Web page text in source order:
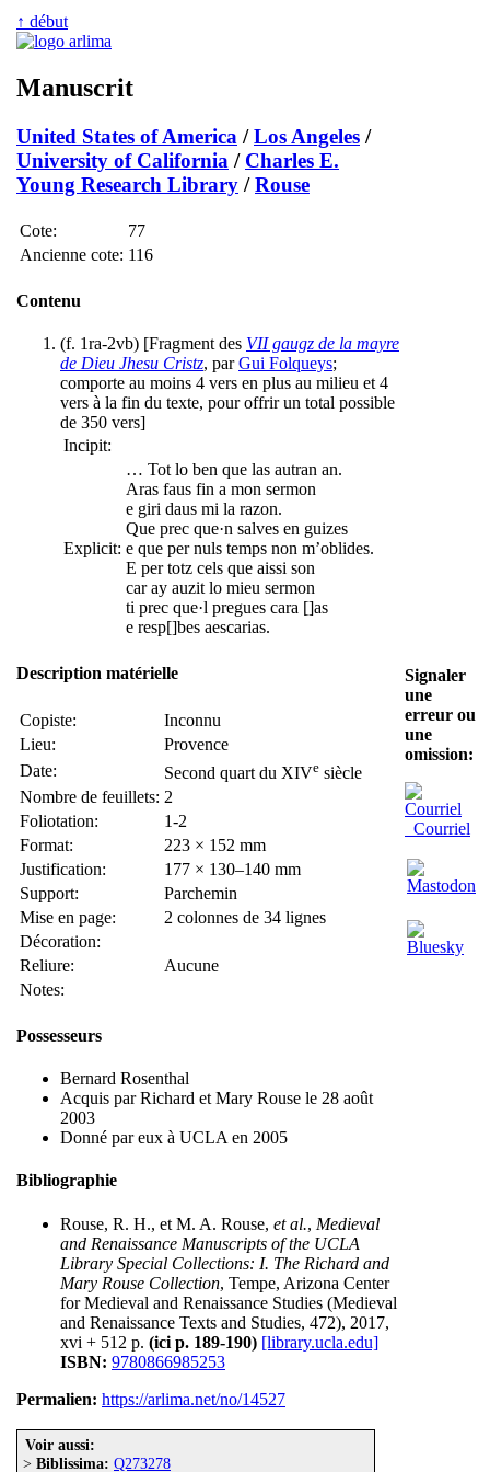
↑ début
Manuscrit
United States of America /Los Angeles /
University of California / Charles E.
Young Research Library /Rouse
Cote:
77
Ancienne cote: 116
Contenu
(f. 1ra-2vb) [Fragment des VII gaugz de la mayre
de Dieu Jhesu Cristz, parGui Folqueys;
comporte au moins 4 vers en plus au milieu et 4
vers à la fin du texte, pour offrir un total possible
de 350 vers]
Incipit:
Explicit:
… Tot lo ben que las autran an.
Aras faus fin a mon sermon
e giri daus mi la razon.
Que prec que·n salves en guizes
e que per nuls temps non m’oblides.
E per totz cels que aissi son
car ay auzit lo mieu sermon
ti prec que·l pregues cara []as
e resp[]bes aescarias.
Description matérielle
Copiste:
Inconnu
Lieu:
Provence
Date:
Second quart du XIVe siècle
Nombre de feuillets: 2
Foliotation:
1-2
Format:
223 × 152 mm
Justification:
177 × 130–140 mm
Support:
Parchemin
Mise en page:
2 colonnes de 34 lignes
Décoration:
Reliure:
Aucune
Notes:
Possesseurs
Bernard Rosenthal
Acquis par Richard et Mary Rouse le 28 août
2003
Donné par eux à UCLA en 2005
Bibliographie
Rouse, R. H., et M. A. Rouse, et al., Medieval
and Renaissance Manuscripts of the UCLA
Library Special Collections: I. The Richard and
Mary Rouse Collection, Tempe, Arizona Center
for Medieval and Renaissance Studies (Medieval
and Renaissance Texts and Studies, 472), 2017,
xvi + 512 p. (ici p. 189-190) [library.ucla.edu]
ISBN: 9780866985253
Permalien: https://arlima.net/no/14527
Voir aussi:
> Biblissima: Q273278
Signaler
une
erreur ou
une
omission:
Courriel